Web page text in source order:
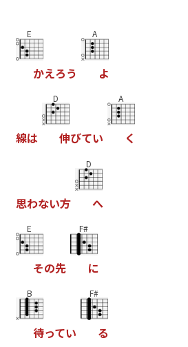
E
かえろう
A
よ
線は
D
伸びてい
A
く
思わない方
D
へ
E
その先
F#
に
B
待ってい
F#
る